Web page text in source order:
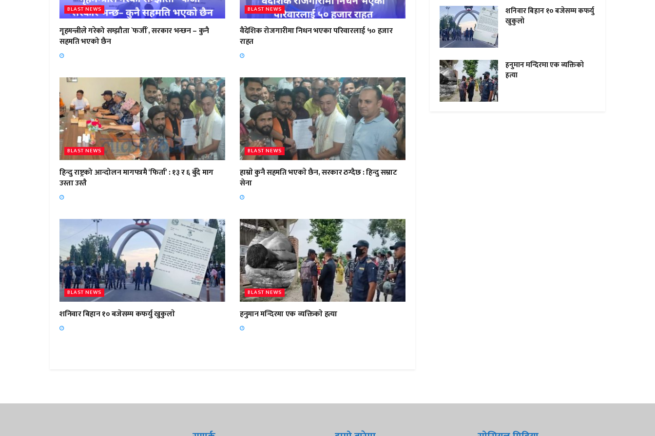
BLAST NEWS
गृहमन्त्रीले गरेको सम्झौता `फर्जी´, सरकार भन्छन – कुनै
सहमति भएको छैन
BLAST NEWS
वैदेशिक रोजगारीमा निधन भएका परिवारलाई ५० हजार
राहत
BLAST NEWS
हिन्दु राष्ट्रको आन्दोलन मागपत्रमै ‘फिर्ता’ : १३ र ६ बुँदे माग
उस्ता उस्तै
BLAST NEWS
हाम्राे कुनै सहमति भएकाे छैन, सरकार ठग्दैछ : हिन्दु सम्राट
सेना
BLAST NEWS
शनिवार बिहान १० बजेसम्म कफर्यु खुकुलाे
BLAST NEWS
हनुमान मन्दिरमा एक व्यक्तिकाे हत्या
शनिवार बिहान १० बजेसम्म कफर्यु
खुकुलाे
हनुमान मन्दिरमा एक व्यक्तिकाे
हत्या